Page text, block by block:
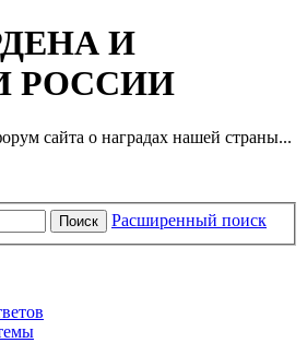
И
РОССИИ
сайта о наградах нашей страны...
Поиск Расширенный поиск